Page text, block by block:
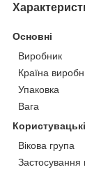
Основні
Виробник
Країна
Упаковка
Вага
Вікова група
Застосування